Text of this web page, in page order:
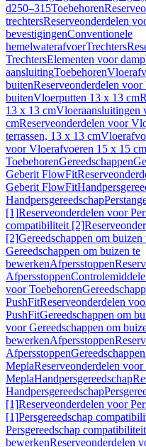
d250–315Toebehoren
trechtersReserveonderdelen
bevestigingenConventionele
hemelwaterafvoerTrechters
TrechtersElementen voor
aansluitingToebehoren
buitenReserveonderdelen
buitenVloerputten 13 x 13 cm
13 x 13 cmVloeraansluitingen
cmReserveonderdelen voor
terrassen, 13 x 13 cm
voor Vloerafvoeren 15 x 15 cm
ToebehorenGereedschappen
Geberit FlowFit
Geberit FlowFit
Handpersgereedschap
[1]Reserveonderdelen voor
compatibiliteit [2]
[2]Gereedschappen om buizen
Gereedschappen om buizen te
bewerkenAfpersstoppen
Afpersstoppen
voor Toebehoren
PushFitReserveonderdelen
PushFitGereedschappen om
voor Gereedschappen om
bewerkenAfpersstoppen
Afpersstoppen
MeplaReserveonderdelen
MeplaHandpersgereedschap
Handpersgereedschap
[1]Reserveonderdelen voor
[1]Persgereedschap
Persgereedschap
bewerkenReserveonderdelen